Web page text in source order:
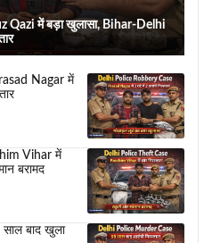
Qazi में बड़ा खुलासा, Bihar-Delhi
Nagar में
Vihar में
बरामद
बाद खुला